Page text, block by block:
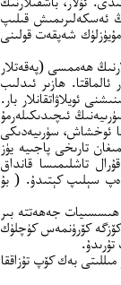
ئەسكەلىرىمىش قىلىپ
شەپقەت قولىنى
ھەممسى (پەقەتلار
ئالماقتا. ھازىر ئىدلىب
ئويلاۋاتقانلار بار.
ئىچىدىكىلەرمۇ
ئوخشاش، سۈرىيەدىكى
تارىخى پاجىيە يۈز
تاشلىمىسا قانداق
سېلىپ كېتىدۇ. ( بۇ
ھىسسىيات جەھەتتە بىر
كۆرۈنمەس كۈچلۈك
مىللىتى بەك كۆپ تۇزاققا